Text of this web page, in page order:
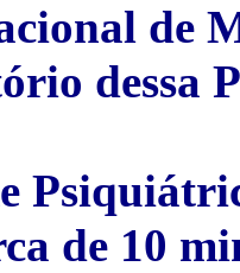
de
dessa
de 10